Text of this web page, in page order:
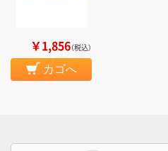
￥1,856（税込）
カゴへ